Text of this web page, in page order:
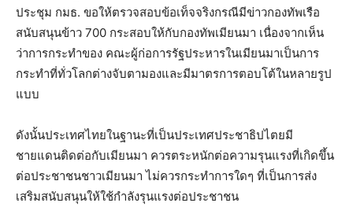
ประชุม กมธ. ขอให้ตรวจสอบข้อเท็จจริงกรณีมีข่าวกองทัพเรือ
สนับสนุนข้าว 700 กระสอบให้กับกองทัพเมียนมา เนื่องจากเห็น
ว่าการกระทำของ คณะผู้ก่อการรัฐประหารในเมียนมาเป็นการ
กระทำที่ทั่วโลกต่างจับตามองและมีมาตรการตอบโต้ในหลายรูป
แบบ
ดังนั้นประเทศไทยในฐานะที่เป็นประเทศประชาธิปไตยมี
ชายแดนติดต่อกับเมียนมา ควรตระหนักต่อความรุนแรงที่เกิดขึ้น
ต่อประชาชนชาวเมียนมา ไม่ควรกระทำการใดๆ ที่เป็นการส่ง
เสริมสนับสนุนให้ใช้กำลังรุนแรงต่อประชาชน